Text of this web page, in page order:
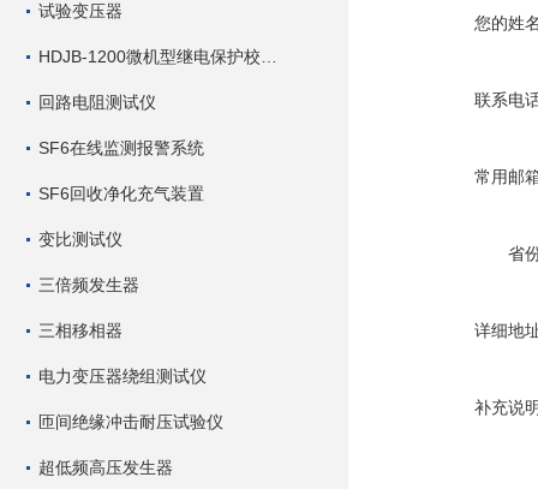
试验变压器
回路电阻测试仪
SF6在线监测报警系统
SF6回收净化充气装置
变比测试仪
三倍频发生器
三相移相器
电力变压器绕组测试仪
匝间绝缘冲击耐压试验仪
超低频高压发生器
您的姓
联系电
常用邮
省
详细地
补充说